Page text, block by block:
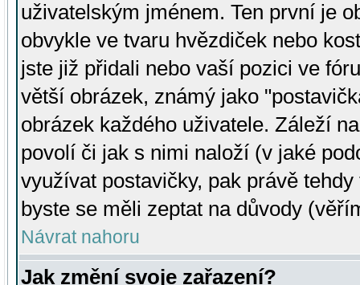
uživatelským jménem. Ten první je
obvykle ve tvaru hvězdiček nebo
jste již přidali nebo vaší pozici ve
větší obrázek, známý jako
obrázek každého uživatele. Záleží
povolí či jak s nimi naloží (v jaké
využívat postavičky, pak právě
byste se měli zeptat na důvody
Návrat nahoru
Jak změní svoje zařazení?